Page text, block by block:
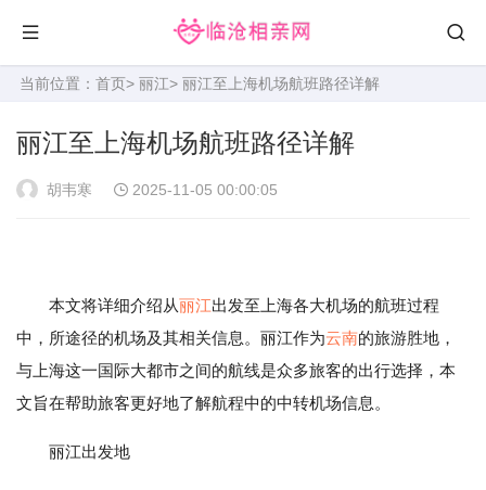
当前位置： 首页> 丽江> 丽江至上海机场航班路径详解
丽江至上海机场航班路径详解
胡韦寒 2025-11-05 00:00:05
本文将详细介绍从丽江出发至上海各大机场的航班过程
中，所途径的机场及其相关信息。丽江作为云南的旅游胜地，
与上海这一国际大都市之间的航线是众多旅客的出行选择，本
文旨在帮助旅客更好地了解航程中的中转机场信息。
丽江出发地